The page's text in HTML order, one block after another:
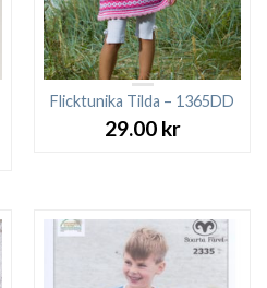
Flicktunika Tilda – 1365DD
29.00 kr